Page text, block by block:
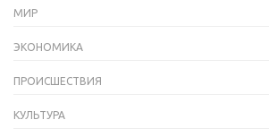
МИР
ЭКОНОМИКА
ПРОИСШЕСТВИЯ
КУЛЬТУРА